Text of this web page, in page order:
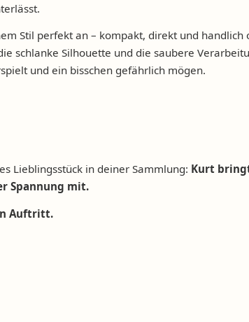
Stil perfekt an – kompakt, direkt und
schlanke Silhouette und die saubere
und ein bisschen gefährlich mögen.
Lieblingsstück in deiner Sammlung: Kurt
Spannung mit.
Auftritt.